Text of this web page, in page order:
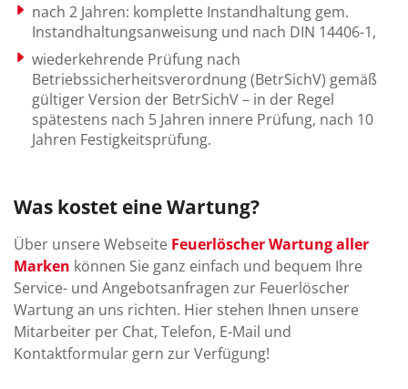
nach 2 Jahren: komplette Instandhaltung gem.
Instandhaltungsanweisung und nach DIN 14406-1,
wiederkehrende Prüfung nach
Betriebssicherheitsverordnung (BetrSichV) gemäß
gültiger Version der BetrSichV – in der Regel
spätestens nach 5 Jahren innere Prüfung, nach 10
Jahren Festigkeitsprüfung.
Was kostet eine Wartung?
Über unsere Webseite Feuerlöscher Wartung aller
Marken können Sie ganz einfach und bequem Ihre
Service- und Angebotsanfragen zur Feuerlöscher
Wartung an uns richten. Hier stehen Ihnen unsere
Mitarbeiter per Chat, Telefon, E-Mail und
Kontaktformular gern zur Verfügung!